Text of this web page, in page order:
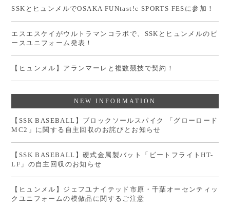
SSKとヒュンメルでOSAKA FUNtast!c SPORTS FESに参加！
エスエスケイがウルトラマンコラボで、SSKとヒュンメルのピ
ースユニフォーム発表！
【ヒュンメル】アランマーレと複数競技で契約！
NEW INFORMATION
【SSK BASEBALL】ブロックソールスパイク 「グローロード
MC2」に関する自主回収のお詫びとお知らせ
【SSK BASEBALL】硬式金属製バット「ビートフライトHT-
LF」の自主回収のお知らせ
【ヒュンメル】ジェフユナイテッド市原・千葉オーセンティッ
クユニフォームの模倣品に関するご注意